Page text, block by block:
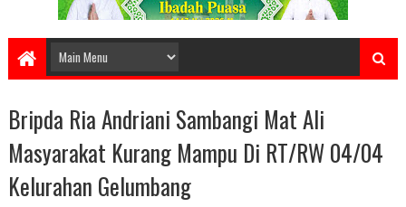
Bripda Ria Andriani Sambangi Mat Ali
Masyarakat Kurang Mampu Di RT/RW 04/04
Kelurahan Gelumbang